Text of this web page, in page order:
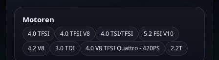
Motoren
4.0 TFSI 4.0 TFSI V8 4.0 TSI/TFSI
5.2 FSI V10
4.2 V8
3.0 TDI 4.0 V8 TFSI Quattro - 420PS 2.2T